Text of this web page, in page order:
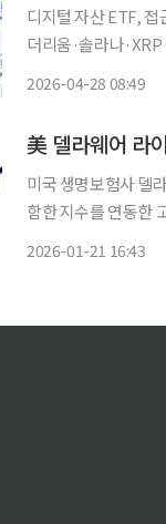
디지털 자산 ETF,
더리움·솔라나·XRP 등 알트코인
2026-04-28 08:49
美 델라웨어 라
미국 생명보험사
함한 지수를 연동한
2026-01-21 16:43